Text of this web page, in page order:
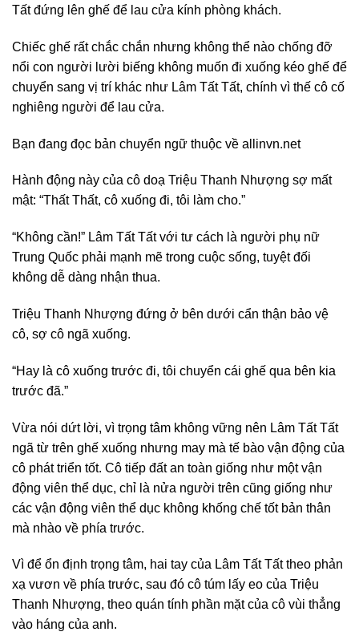
Tất đứng lên ghế để lau cửa kính phòng khách.
Chiếc ghế rất chắc chắn nhưng không thể nào chống đỡ
nổi con người lười biếng không muốn đi xuống kéo ghế để
chuyển sang vị trí khác như Lâm Tất Tất, chính vì thế cô cố
nghiêng người để lau cửa.
Bạn đang đọc bản chuyển ngữ thuộc về allinvn.net
Hành động này của cô doạ Triệu Thanh Nhượng sợ mất
mật: “Thất Thất, cô xuống đi, tôi làm cho.”
“Không cần!” Lâm Tất Tất với tư cách là người phụ nữ
Trung Quốc phải mạnh mẽ trong cuộc sống, tuyệt đối
không dễ dàng nhận thua.
Triệu Thanh Nhượng đứng ở bên dưới cẩn thận bảo vệ
cô, sợ cô ngã xuống.
“Hay là cô xuống trước đi, tôi chuyển cái ghế qua bên kia
trước đã.”
Vừa nói dứt lời, vì trọng tâm không vững nên Lâm Tất Tất
ngã từ trên ghế xuống nhưng may mà tế bào vận động của
cô phát triển tốt. Cô tiếp đất an toàn giống như một vận
động viên thể dục, chỉ là nửa người trên cũng giống như
các vận động viên thể dục không khống chế tốt bản thân
mà nhào về phía trước.
Vì để ổn định trọng tâm, hai tay của Lâm Tất Tất theo phản
xạ vươn về phía trước, sau đó cô túm lấy eo của Triệu
Thanh Nhượng, theo quán tính phần mặt của cô vùi thẳng
vào háng của anh.